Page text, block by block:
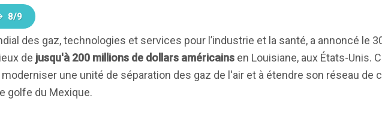
8/9
des gaz, technologies et services pour l’industrie et la santé, a annoncé le
de jusqu'à 200 millions de dollars américains en Louisiane, aux États-Unis.
une unité de séparation des gaz de l'air et à étendre son réseau de
golfe du Mexique.